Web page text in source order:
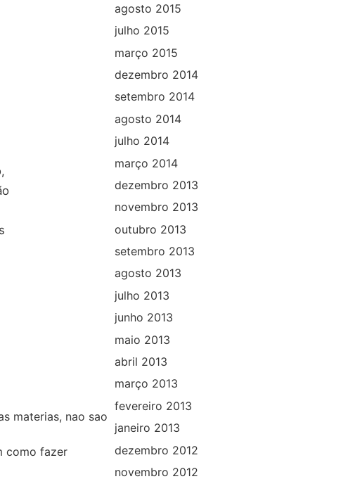
materias, nao sao
como fazer
agosto 2015
julho 2015
março 2015
dezembro 2014
setembro 2014
agosto 2014
julho 2014
março 2014
dezembro 2013
novembro 2013
outubro 2013
setembro 2013
agosto 2013
julho 2013
junho 2013
maio 2013
abril 2013
março 2013
fevereiro 2013
janeiro 2013
dezembro 2012
novembro 2012